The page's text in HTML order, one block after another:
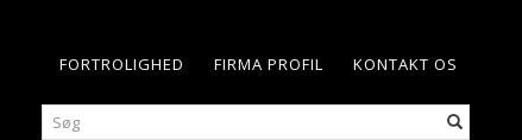
KONTAKT OS
FIRMA PROFIL
FORTROLIGHED